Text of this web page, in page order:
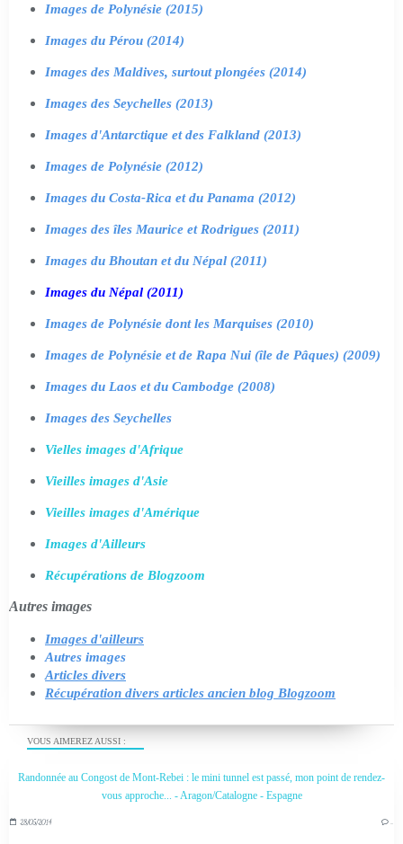
VOUS AIMEREZ AUSSI :
Randonnée au Congost de Mont-Rebei : le mini tunnel est passé, mon point de rendez-
vous approche... - Aragon/Catalogne - Espagne
28/05/2014 …
Images de Polynésie (2015)
Images du Pérou (2014)
Images des Maldives, surtout plongées (2014)
Images des Seychelles (2013)
Images d'Antarctique et des Falkland (2013)
Images de Polynésie (2012)
Images du Costa-Rica et du Panama (2012)
Images des îles Maurice et Rodrigues (2011)
Images du Bhoutan et du Népal (2011)
Images du Népal (2011)
Images de Polynésie dont les Marquises (2010)
Images de Polynésie et de Rapa Nui (île de Pâques) (2009)
Images du Laos et du Cambodge (2008)
Images des Seychelles
Vielles images d'Afrique
Vieilles images d'Asie
Vieilles images d'Amérique
Images d'Ailleurs
Récupérations de Blogzoom
Autres images
Images d'ailleurs
Autres images
Articles divers
Récupération divers articles ancien blog Blogzoom